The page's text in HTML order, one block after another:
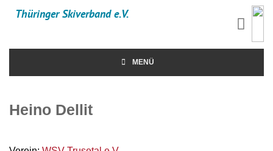
Thüringer Skiverband e.V.
MENÜ
Heino Dellit